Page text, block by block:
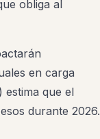
obliga al
en carga
) estima que el
durante 2026.